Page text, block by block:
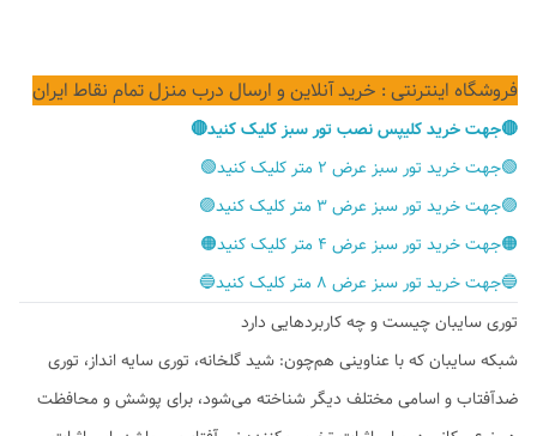
فروشگاه اینترنتی : خرید آنلاین و ارسال درب منزل تمام نقاط ایران
🔴جهت خرید کلیپس نصب تور سبز کلیک کنید🔴
🟢جهت خرید تور سبز عرض ۲ متر کلیک کنید🟢
🟣جهت خرید تور سبز عرض ۳ متر کلیک کنید🟣
🟠جهت خرید تور سبز عرض ۴ متر کلیک کنید🟠
🔵جهت خرید تور سبز عرض ۸ متر کلیک کنید🔵
توری سایبان چیست و چه کاربردهایی دارد
شبکه سایبان که با عناوینی هم‌چون: شید گلخانه، توری سایه انداز، توری
ضدآفتاب و اسامی مختلف دیگر شناخته می‌شود، برای پوشش و محافظت